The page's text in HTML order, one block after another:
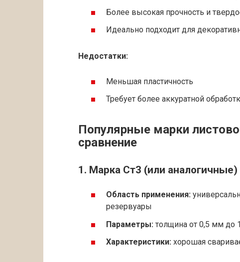
Более высокая прочность и
Идеально подходит для
Недостатки:
Меньшая пластичность
Требует более аккуратной
Популярные марки
сравнение
1. Марка Ст3 (или аналогичные)
Область применения:
резервуары
Параметры: толщина от 0,5 мм до
Характеристики: хорошая